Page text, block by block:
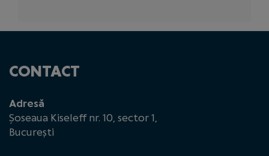
CONTACT
Adresă
Șoseaua Kiseleff nr. 10, sector 1,
București